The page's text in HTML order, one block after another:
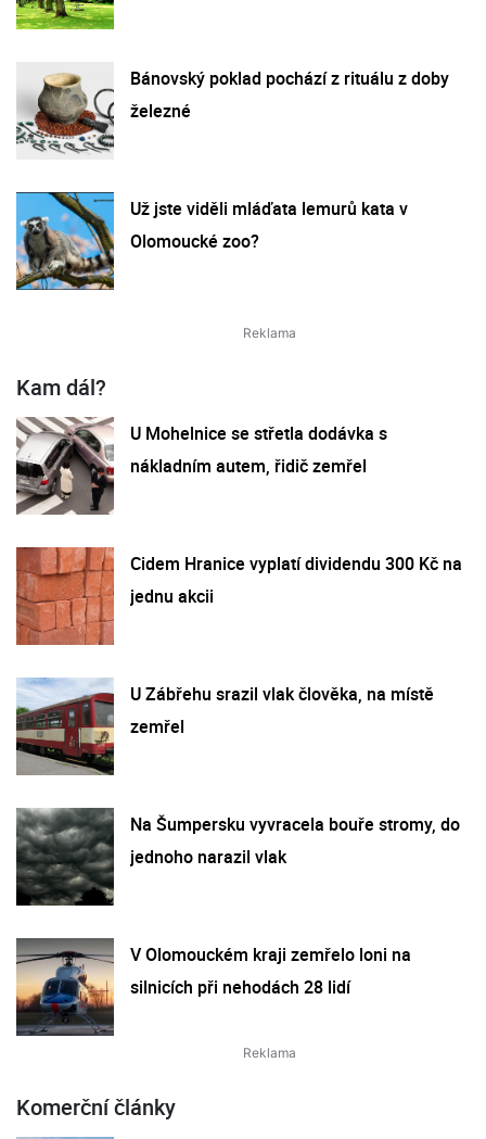
Bánovský poklad pochází z rituálu z doby
železné
Už jste viděli mláďata lemurů kata v
Olomoucké zoo?
Kam dál?
U Mohelnice se střetla dodávka s
nákladním autem, řidič zemřel
Cidem Hranice vyplatí dividendu 300 Kč na
jednu akcii
U Zábřehu srazil vlak člověka, na místě
zemřel
Na Šumpersku vyvracela bouře stromy, do
jednoho narazil vlak
V Olomouckém kraji zemřelo loni na
silnicích při nehodách 28 lidí
Komerční články